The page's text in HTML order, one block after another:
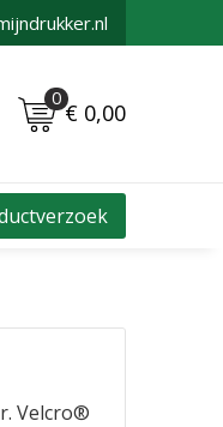
0
€ 0,00
Velcro®